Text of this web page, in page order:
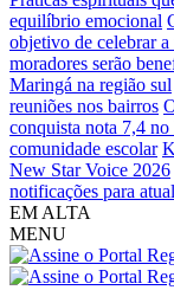
equilíbrio emocional
objetivo de celebrar
moradores serão
Maringá na região sul
reuniões nos bairros
conquista nota 7,4
comunidade escolar
New Star Voice 2026
notificações para
EM ALTA
MENU